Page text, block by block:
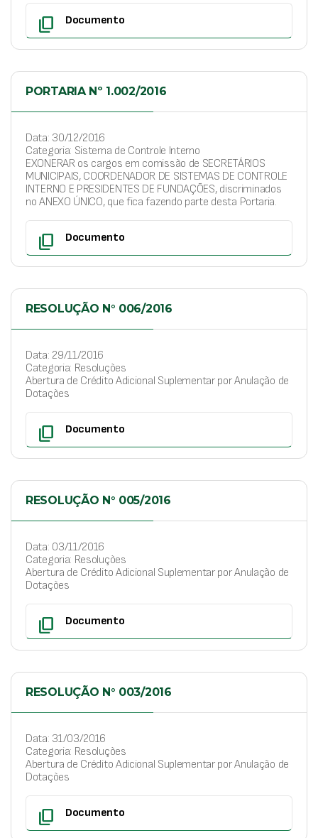
content_copy Documento
PORTARIA Nº 1.002/2016
Data: 30/12/2016
Categoria: Sistema de Controle Interno
EXONERAR os cargos em comissão de SECRETÁRIOS
MUNICIPAIS, COORDENADOR DE SISTEMAS DE CONTROLE
INTERNO E PRESIDENTES DE FUNDAÇÕES, discriminados
no ANEXO ÚNICO, que fica fazendo parte desta Portaria.
content_copy Documento
RESOLUÇÃO N° 006/2016
Data: 29/11/2016
Categoria: Resoluções
Abertura de Crédito Adicional Suplementar por Anulação de
Dotações
content_copy Documento
RESOLUÇÃO N° 005/2016
Data: 03/11/2016
Categoria: Resoluções
Abertura de Crédito Adicional Suplementar por Anulação de
Dotações
content_copy Documento
RESOLUÇÃO N° 003/2016
Data: 31/03/2016
Categoria: Resoluções
Abertura de Crédito Adicional Suplementar por Anulação de
Dotações
content_copy Documento